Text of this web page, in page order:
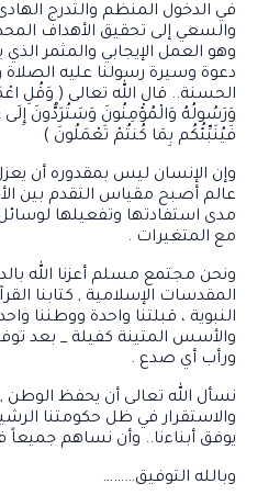
في الدخول المنظم والتدرج
والسعي إلى تحقيق الأهداف
وهو العمل الإيجابي والمثمر الذي
دعوة وسيرة رسولنا عليه الصلاة
الحسنة.. قال الله تعالى ( وَقُلِ
وَرَسُولُهُ وَالْمُؤْمِنُونَ وَسَتُرَدُّونَ
فَيُنَبِّئُكُم بِمَا كُنتُمْ تَعْمَلُونَ )
وإن الإنسان ليس بمقدوره أن
عالم أصبح مقياس التقدم بين
مدى استفادتها وتفعيلها لوسائل
مع المتغيرات .
ونحن مجتمع مسلم أعزنا الله
المقدسات الإسلامية , كتابنا
النبوية ، قبلتنا واحدة ووطننا
والأسس المتينة كفيلة _ بعد
ورأب أي صدع .
نسأل الله تعالى أن يحفظ الوطن
والاستقرار في ظل حكومتنا
يوفق أبناءنا.. وأن نساهم
وبالله التوفيق………